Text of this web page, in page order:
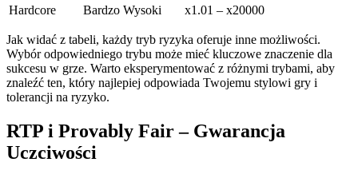
Hardcore
Bardzo Wysoki x1.01 – x20000
Jak widać z tabeli, każdy tryb ryzyka oferuje inne możliwości.
Wybór odpowiedniego trybu może mieć kluczowe znaczenie dla
sukcesu w grze. Warto eksperymentować z różnymi trybami, aby
znaleźć ten, który najlepiej odpowiada Twojemu stylowi gry i
tolerancji na ryzyko.
RTP i Provably Fair – Gwarancja
Uczciwości